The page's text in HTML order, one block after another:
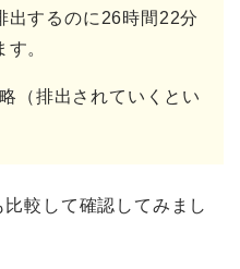
するのに26時間22分
。
（排出されていくとい
較して確認してみまし